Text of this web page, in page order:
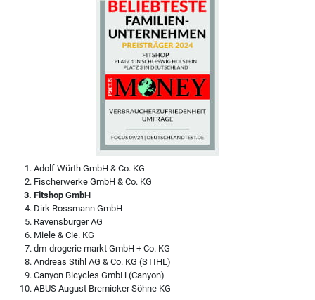
Adolf Würth GmbH & Co. KG
Fischerwerke GmbH & Co. KG
Fitshop GmbH
Dirk Rossmann GmbH
Ravensburger AG